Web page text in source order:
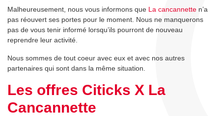
Malheureusement, nous vous informons que La cancannette n’a
pas réouvert ses portes pour le moment. Nous ne manquerons
pas de vous tenir informé lorsqu’ils pourront de nouveau
reprendre leur activité.
Nous sommes de tout coeur avec eux et avec nos autres
partenaires qui sont dans la même situation.
Les offres Citicks X La
Cancannette